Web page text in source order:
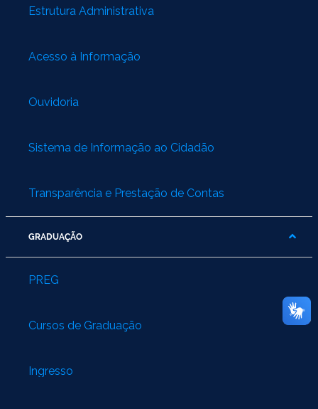
Estrutura Administrativa
Acesso à Informação
Ouvidoria
Sistema de Informação ao Cidadão
Transparência e Prestação de Contas
GRADUAÇÃO
PREG
Cursos de Graduação
Ingresso